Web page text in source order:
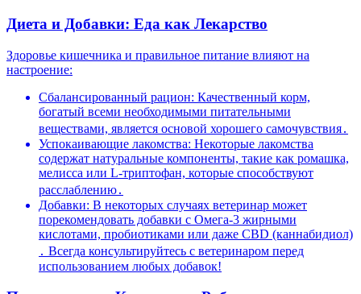
Диета и Добавки: Еда как Лекарство
Здоровье кишечника и правильное питание влияют на
настроение:
Сбалансированный рацион: Качественный корм,
богатый всеми необходимыми питательными
веществами, является основой хорошего самочувствия․
Успокаивающие лакомства: Некоторые лакомства
содержат натуральные компоненты, такие как ромашка,
мелисса или L-триптофан, которые способствуют
расслаблению․
Добавки: В некоторых случаях ветеринар может
порекомендовать добавки с Омега-3 жирными
кислотами, пробиотиками или даже CBD (каннабидиол)
․ Всегда консультируйтесь с ветеринаром перед
использованием любых добавок!